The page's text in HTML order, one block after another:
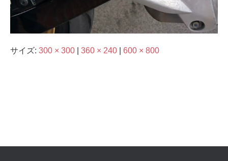
サイズ: 300 × 300 360 × 240 600 × 800